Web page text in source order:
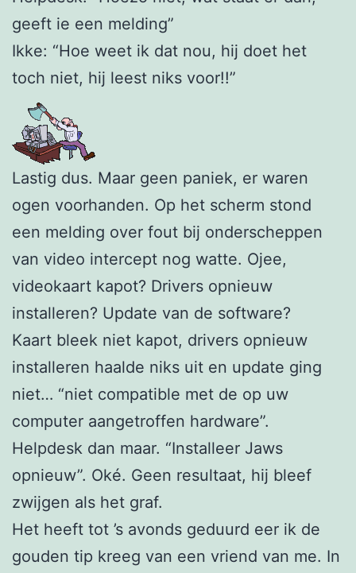
geeft ie een melding”
Ikke: “Hoe weet ik dat nou, hij doet het
toch niet, hij leest niks voor!!”
Lastig dus. Maar geen paniek, er waren
ogen voorhanden. Op het scherm stond
een melding over fout bij onderscheppen
van video intercept nog watte. Ojee,
videokaart kapot? Drivers opnieuw
installeren? Update van de software?
Kaart bleek niet kapot, drivers opnieuw
installeren haalde niks uit en update ging
niet… “niet compatible met de op uw
computer aangetroffen hardware”.
Helpdesk dan maar. “Installeer Jaws
opnieuw”. Oké. Geen resultaat, hij bleef
zwijgen als het graf.
Het heeft tot ’s avonds geduurd eer ik de
gouden tip kreeg van een vriend van me. In